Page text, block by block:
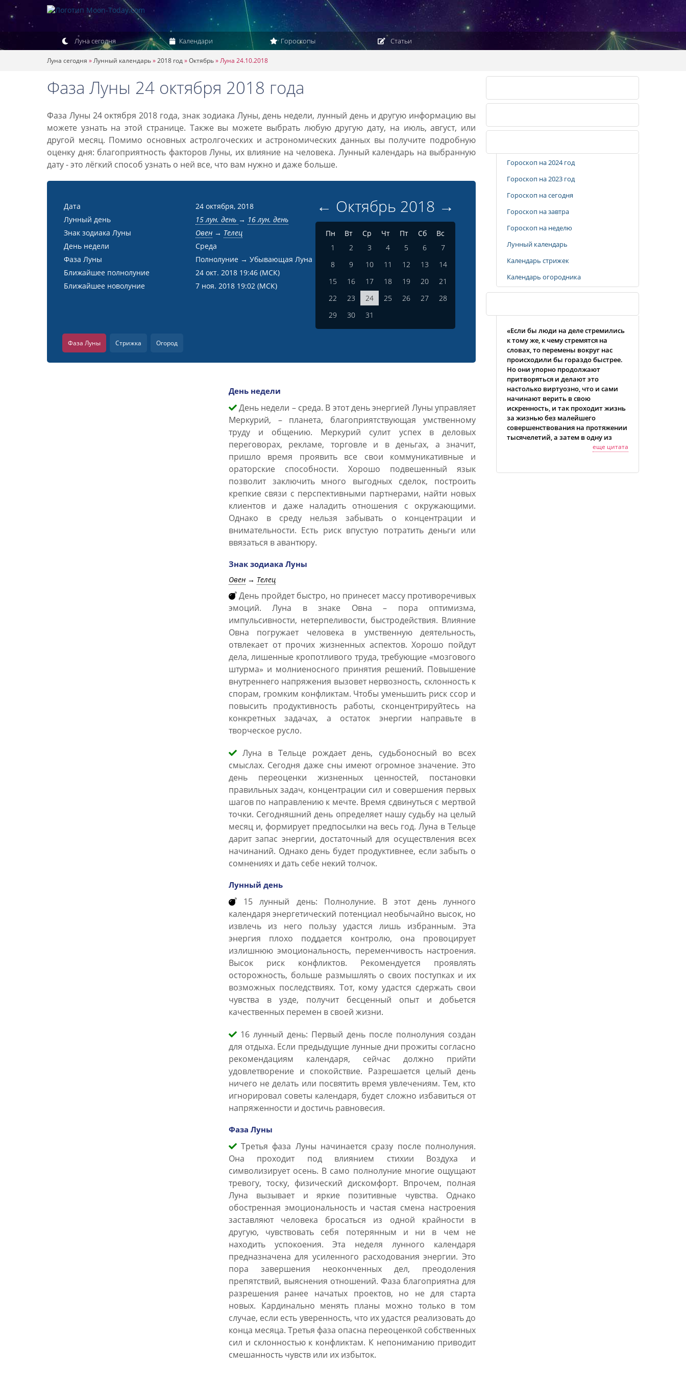
Луна сегодня Календари Гороскопы Статьи
Луна сегодня »Лунный календарь»2018 год»Октябрь»Луна 24.10.2018
Фаза Луны 24 октября 2018 года
Фаза Луны 24 октября 2018 года, знак зодиака Луны, день недели, лунный день и другую информацию вы
можете узнать на этой странице. Также вы можете выбрать любую другую дату, на июль, август, или
другой месяц. Помимо основных астролгоческих и астрономических данных вы получите подробную
оценку дня: благоприятность факторов Луны, их влияние на человека. Лунный календарь на выбранную
дату - это лёгкий способ узнать о ней все, что вам нужно и даже больше.
Дата
24 октября, 2018
Лунный день
15 лун. день → 16 лун. день
Знак зодиака Луны
Овен→ Телец
День недели
Среда
Фаза Луны
Полнолуние → Убывающая Луна
Ближайшее полнолуние
24 окт. 2018 19:46 (МСК)
Ближайшее новолуние
7 ноя. 2018 19:02 (МСК)
← Октябрь 2018 →
Пн Вт Ср Чт Пт Сб
Вс
1
2 3 4 5 6
7
8
9 10 11 12 13
14
15
16 17 18 19 20
21
22
23 24 25 26 27
28
29
30 31
Фаза Луны Стрижка Огород
День недели
День недели – среда. В этот день энергией Луны управляет
Меркурий, – планета, благоприятствующая умственному
труду и общению. Меркурий сулит успех в деловых
переговорах, рекламе, торговле и в деньгах, а значит,
пришло время проявить все свои коммуникативные и
ораторские способности. Хорошо подвешенный язык
позволит заключить много выгодных сделок, построить
крепкие связи с перспективными партнерами, найти новых
клиентов и даже наладить отношения с окружающими.
Однако в среду нельзя забывать о концентрации и
внимательности. Есть риск впустую потратить деньги или
ввязаться в авантюру.
Знак зодиака Луны
Овен→ Телец
День пройдет быстро, но принесет массу противоречивых
эмоций. Луна в знаке Овна – пора оптимизма,
импульсивности, нетерпеливости, быстродействия. Влияние
Овна погружает человека в умственную деятельность,
отвлекает от прочих жизненных аспектов. Хорошо пойдут
дела, лишенные кропотливого труда, требующие «мозгового
штурма» и молниеносного принятия решений. Повышение
внутреннего напряжения вызовет нервозность, склонность к
спорам, громким конфликтам. Чтобы уменьшить риск ссор и
повысить продуктивность работы, сконцентрируйтесь на
конкретных задачах, а остаток энергии направьте в
творческое русло.
Луна в Тельце рождает день, судьбоносный во всех
смыслах. Сегодня даже сны имеют огромное значение. Это
день переоценки жизненных ценностей, постановки
правильных задач, концентрации сил и совершения первых
шагов по направлению к мечте. Время сдвинуться с мертвой
точки. Сегодняшний день определяет нашу судьбу на целый
месяц и, формирует предпосылки на весь год. Луна в Тельце
дарит запас энергии, достаточный для осуществления всех
начинаний. Однако день будет продуктивнее, если забыть о
сомнениях и дать себе некий толчок.
Лунный день
15 лунный день: Полнолуние. В этот день лунного
календаря энергетический потенциал необычайно высок, но
извлечь из него пользу удастся лишь избранным. Эта
энергия плохо поддается контролю, она провоцирует
излишнюю эмоциональность, переменчивость настроения.
Высок риск конфликтов. Рекомендуется проявлять
осторожность, больше размышлять о своих поступках и их
возможных последствиях. Тот, кому удастся сдержать свои
чувства в узде, получит бесценный опыт и добьется
качественных перемен в своей жизни.
16 лунный день: Первый день после полнолуния создан
для отдыха. Если предыдущие лунные дни прожиты согласно
рекомендациям календаря, сейчас должно прийти
удовлетворение и спокойствие. Разрешается целый день
ничего не делать или посвятить время увлечениям. Тем, кто
игнорировал советы календаря, будет сложно избавиться от
напряженности и достичь равновесия.
Фаза Луны
Третья фаза Луны начинается сразу после полнолуния.
Она проходит под влиянием стихии Воздуха и
символизирует осень. В само полнолуние многие ощущают
тревогу, тоску, физический дискомфорт. Впрочем, полная
Луна вызывает и яркие позитивные чувства. Однако
обостренная эмоциональность и частая смена настроения
заставляют человека бросаться из одной крайности в
другую, чувствовать себя потерянным и ни в чем не
находить успокоения. Эта неделя лунного календаря
предназначена для усиленного расходования энергии. Это
пора завершения неоконченных дел, преодоления
препятствий, выяснения отношений. Фаза благоприятна для
разрешения ранее начатых проектов, но не для старта
новых. Кардинально менять планы можно только в том
случае, если есть уверенность, что их удастся реализовать до
конца месяца. Третья фаза опасна переоценкой собственных
сил и склонностью к конфликтам. К непониманию приводит
смешанность чувств или их избыток.
Гороскоп на 2024 год
Гороскоп на 2023 год
Гороскоп на сегодня
Гороскоп на завтра
Гороскоп на неделю
Лунный календарь
Календарь стрижек
Календарь огородника
«Если бы люди на деле стремились
к тому же, к чему стремятся на
словах, то перемены вокруг нас
происходили бы гораздо быстрее.
Но они упорно продолжают
притворяться и делают это
настолько виртуозно, что и сами
начинают верить в свою
искренность, и так проходит жизнь
за жизнью без малейшего
совершенствования на протяжении
тысячелетий, а затем в одну из
жизней они вдруг начинают
продвигаются вперед гигантскими
еще цитата